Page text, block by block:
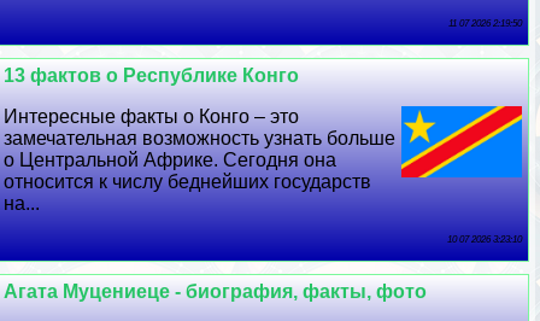
11 07 2026 2:19:50
13 фактов о Республике Конго
Интересные факты о Конго – это
замечательная возможность узнать больше
о Центральной Африке. Сегодня она
относится к числу беднейших государств
на...
10 07 2026 3:23:10
Агата Муцениеце - биография, факты, фото